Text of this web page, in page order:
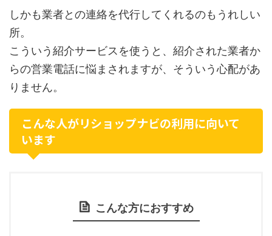
しかも業者との連絡を代行してくれるのもうれしい
所。
こういう紹介サービスを使うと、紹介された業者か
らの営業電話に悩まされますが、そういう心配があ
りません。
こんな人がリショップナビの利用に向いて
います
こんな方におすすめ